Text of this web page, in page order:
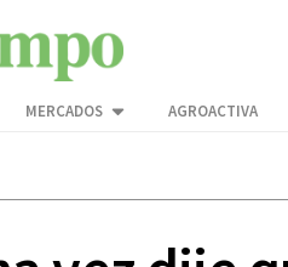
MERCADOS AGROACTIVA